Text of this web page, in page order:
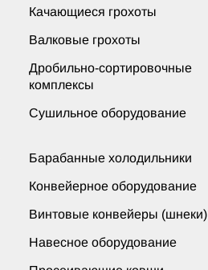
Качающиеся грохоты
Валковые грохоты
Дробильно-сортировочные
комплексы
Сушильное оборудование
Барабанные холодильники
Конвейерное оборудование
Винтовые конвейеры (шнеки)
Навесное оборудование